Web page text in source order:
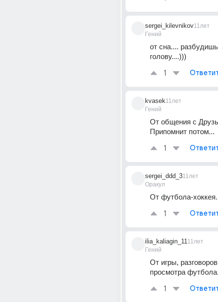
sergei_kilevnikov
Гений
11лет
от сна....
голову....)))
1
kvasek
Гений
11лет
От общения с
Припомнит потом...
1
sergei_ddd_3
Оракул
11лет
От футбола-хоккея.
1
ilia_kaliagin_11
Гений
11лет
От игры,
просмотра
1